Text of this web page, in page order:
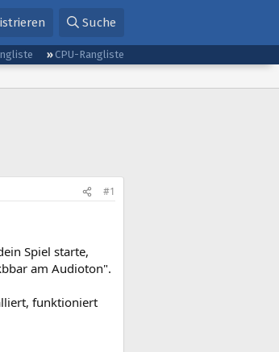
Suche
CPU-Rangliste
#1
Spiel starte,
am Audioton".
funktioniert